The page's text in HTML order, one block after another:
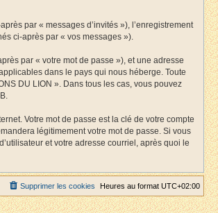
par « messages d’invités »), l’enregistrement
ci-après par « vos messages »).
par « votre mot de passe »), et une adresse
dans le pays qui nous héberge. Toute
DU LION ». Dans tous les cas, vous pouvez
Votre mot de passe est la clé de votre compte
légitimement votre mot de passe. Si vous
et votre adresse courriel, après quoi le
Heures au format UTC+02:00
Supprimer les cookies